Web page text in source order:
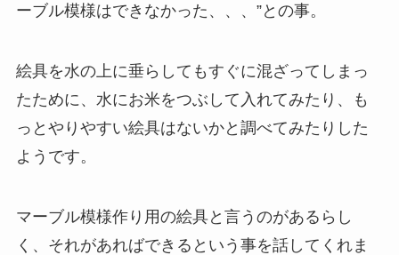
ーブル模様はできなかった、、、”との事。
絵具を水の上に垂らしてもすぐに混ざってしまっ
たために、水にお米をつぶして入れてみたり、も
っとやりやすい絵具はないかと調べてみたりした
ようです。
マーブル模様作り用の絵具と言うのがあるらし
く、それがあればできるという事を話してくれま